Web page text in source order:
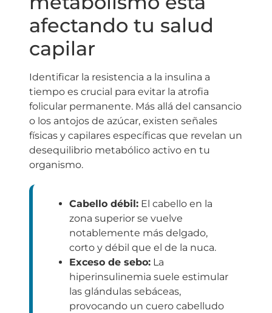
afectando tu salud
capilar
Identificar la resistencia a la insulina a
tiempo es crucial para evitar la atrofia
folicular permanente. Más allá del cansancio
o los antojos de azúcar, existen señales
físicas y capilares específicas que revelan un
desequilibrio metabólico activo en tu
organismo.
Cabello débil: El cabello en la
zona superior se vuelve
notablemente más delgado,
corto y débil que el de la nuca.
Exceso de sebo: La
hiperinsulinemia suele estimular
las glándulas sebáceas,
provocando un cuero cabelludo